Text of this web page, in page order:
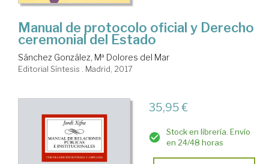
Manual de protocolo oficial y Derecho
ceremonial del Estado
Sánchez González, Mª Dolores del Mar
Editorial Síntesis . Madrid, 2017
35,95 €
Stock en librería. Envío
en 24/48 horas